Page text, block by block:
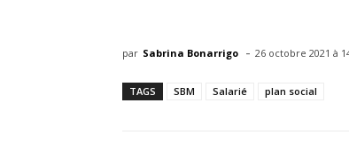
par Sabrina Bonarrigo - 26 octobre 2021 à
TAGS SBM Salarié plan social